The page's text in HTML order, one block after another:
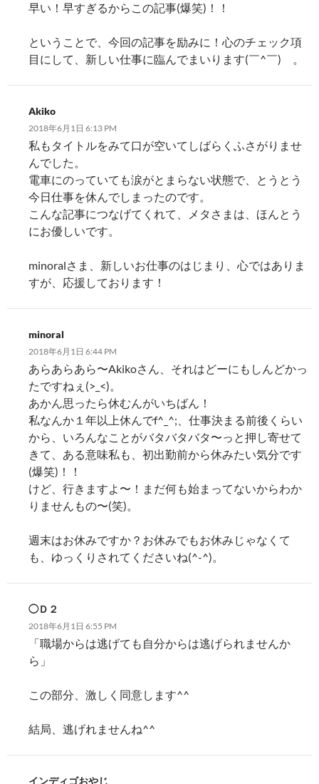
早い！早すぎるからこの記事(爆笑)！！
ということで、今回の記事を励みに！心のチェック項
目にして、新しい仕事に臨んでまいります(￣^￣)ゞ。
Akiko
2018年6月1日 6:13 PM
私もタイトルをみて口が空いてしばらくふさがりませ
んでした。
電車にのっていても涙がとまらない状態で、とうとう
今日仕事を休んでしまったのです。
こんな記事につなげてくれて、メタさまは、ほんとう
にお優しいです。
minoralさま、新しいお仕事のはじまり、心ではありま
すが、応援しております！
minoral
2018年6月1日 6:44 PM
あらあらあら〜Akikoさん、それはどーにもしんどかっ
たですねぇ(>_<)。
あかん思ったら休むんがいちばん！
私なんか１年以上休んでf^_^;、仕事決まる前後くらい
から、いろんなことがバタバタバタ〜っと押し寄せて
きて、ある意味私も、初出勤前から休みたい気分です
(爆笑)！！
けど、行きますよ〜！まだ何も始まってないからわか
りませんもの〜(笑)。
週末はお休みですか？お休みでもお休みじゃなくて
も、ゆっくりされてくださいね(^-^)。
◯Ｄ２
2018年6月1日 6:55 PM
「職場からは逃げても自分からは逃げられませんか
ら」
この部分、激しく同意します^^
結局、逃げれませんね^^
インディゴおやじ